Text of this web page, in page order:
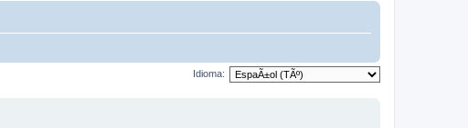
Idioma: